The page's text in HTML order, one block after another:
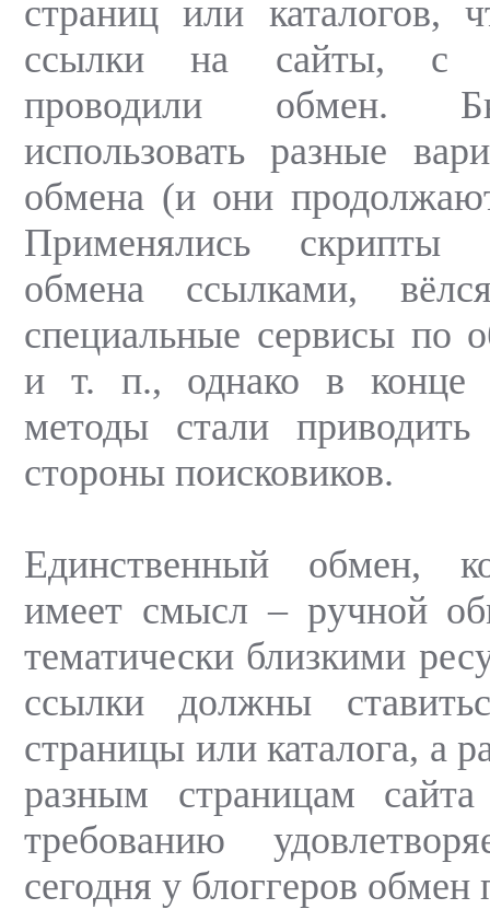
страниц или каталогов,
ссылки на сайты, с
проводили обмен.
использовать разные
обмена (и они
Применялись скрипты
обмена ссылками,
специальные сервисы по
и т. п., однако в конце
методы стали
стороны поисковиков.
Единственный обмен,
имеет смысл – ручной
тематически близкими
ссылки должны
страницы или каталога, а
разным страницам
требованию
сегодня у блоггеров